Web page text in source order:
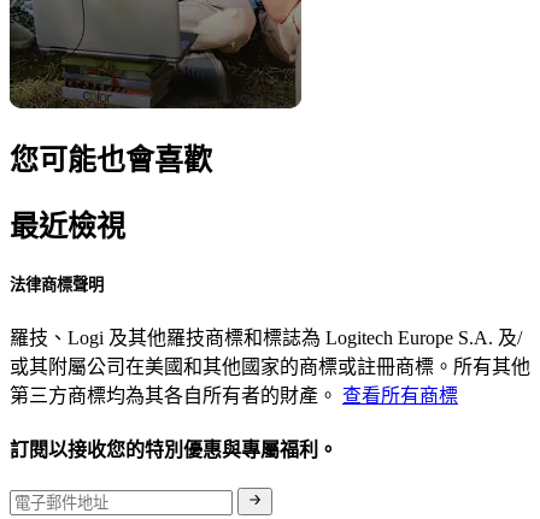
您可能也會喜歡
最近檢視
法律商標聲明
羅技、Logi 及其他羅技商標和標誌為 Logitech Europe S.A. 及/
或其附屬公司在美國和其他國家的商標或註冊商標。所有其他
第三方商標均為其各自所有者的財產。 查看所有商標
訂閱以接收您的特別優惠與專屬福利。